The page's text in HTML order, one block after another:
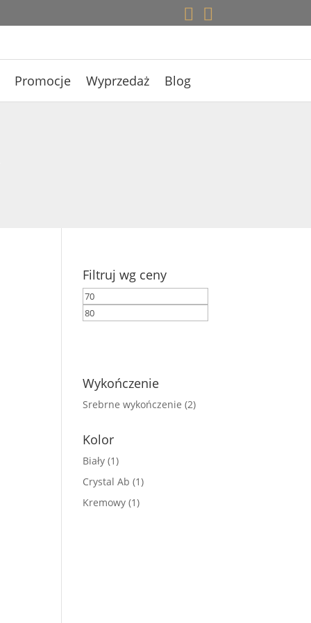


Promocje Wyprzedaż Blog
Filtruj wg ceny
Cena
min
Wykończenie
Srebrne wykończenie (2)
Kolor
Biały (1)
Crystal Ab (1)
Kremowy (1)